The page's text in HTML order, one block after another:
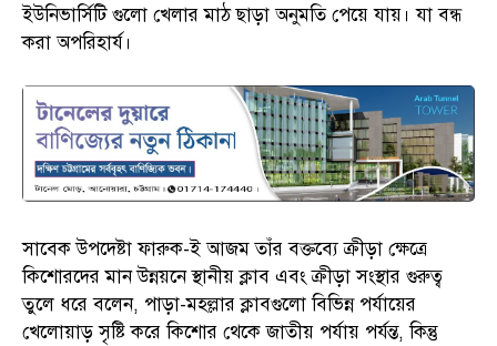
ইউনিভার্সিটি গুলো খেলার মাঠ ছাড়া অনুমতি পেয়ে যায়। যা বন্ধ
করা অপরিহার্য।
সাবেক উপদেষ্টা ফারুক-ই আজম তাঁর বক্তব্যে ক্রীড়া ক্ষেত্রে
কিশোরদের মান উন্নয়নে স্থানীয় ক্লাব এবং ক্রীড়া সংস্থার গুরুত্ব
তুলে ধরে বলেন, পাড়া-মহল্লার ক্লাবগুলো বিভিন্ন পর্যায়ের
খেলোয়াড় সৃষ্টি করে কিশোর থেকে জাতীয় পর্যায় পর্যন্ত, কিন্তু